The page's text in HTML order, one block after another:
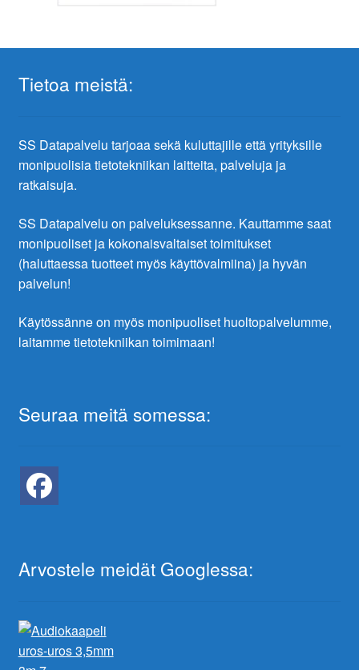
Tietoa meistä:
SS Datapalvelu tarjoaa sekä kuluttajille että yrityksille
monipuolisia tietotekniikan laitteita, palveluja ja
ratkaisuja.
SS Datapalvelu on palveluksessanne. Kauttamme saat
monipuoliset ja kokonaisvaltaiset toimitukset
(haluttaessa tuotteet myös käyttövalmiina) ja hyvän
palvelun!
Käytössänne on myös monipuoliset huoltopalvelumme,
laitamme tietotekniikan toimimaan!
Seuraa meitä somessa:
Arvostele meidät Googlessa: